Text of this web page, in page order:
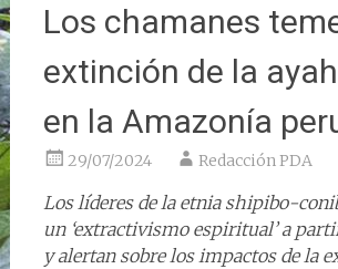
Los chamanes
extinción de la
en la Amazonía
29/07/2024 Redacción PDA
Los líderes de la etnia shipibo-
un ‘extractivismo espiritual’ a
y alertan sobre los impactos de la